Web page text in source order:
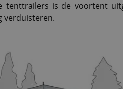
tenttrailers is de voortent
verduisteren.